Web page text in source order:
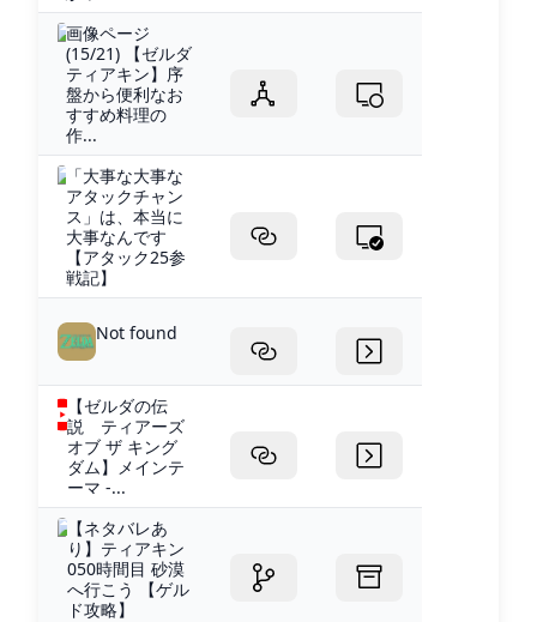
画像ページ
(15/21) 【ゼルダ
ティアキン】序
盤から便利なお
すすめ料理の
作...
「大事な大事な
アタックチャン
ス」は、本当に
大事なんです
【アタック25参
戦記】
Not found
【ゼルダの伝
説 ティアーズ
オブ ザ キング
ダム】メインテ
ーマ -...
【ネタバレあ
り】ティアキン
050時間目 砂漠
へ行こう 【ゲル
ド攻略】